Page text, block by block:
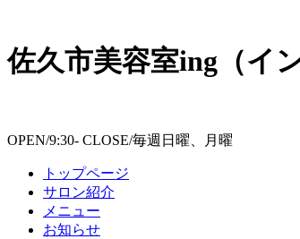
佐久市美容室ing（イ
OPEN/9:30- CLOSE/毎週日曜、月曜
トップページ
サロン紹介
メニュー
お知らせ